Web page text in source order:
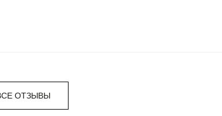
ОТЗЫВЫ